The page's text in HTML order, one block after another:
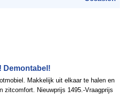
Demontabel!
Makkelijk uit elkaar te halen en
zitcomfort. Nieuwprijs 1495.-Vraagprijs